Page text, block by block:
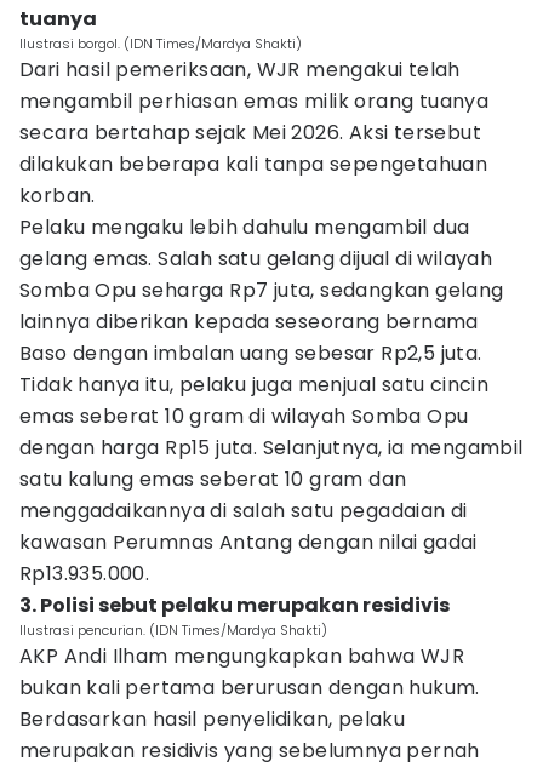
tuanya
Ilustrasi borgol. (IDN Times/Mardya Shakti)
Dari hasil pemeriksaan, WJR mengakui telah
mengambil perhiasan emas milik orang tuanya
secara bertahap sejak Mei 2026. Aksi tersebut
dilakukan beberapa kali tanpa sepengetahuan
korban.
Pelaku mengaku lebih dahulu mengambil dua
gelang emas. Salah satu gelang dijual di wilayah
Somba Opu seharga Rp7 juta, sedangkan gelang
lainnya diberikan kepada seseorang bernama
Baso dengan imbalan uang sebesar Rp2,5 juta.
Tidak hanya itu, pelaku juga menjual satu cincin
emas seberat 10 gram di wilayah Somba Opu
dengan harga Rp15 juta. Selanjutnya, ia mengambil
satu kalung emas seberat 10 gram dan
menggadaikannya di salah satu pegadaian di
kawasan Perumnas Antang dengan nilai gadai
Rp13.935.000.
3. Polisi sebut pelaku merupakan residivis
Ilustrasi pencurian. (IDN Times/Mardya Shakti)
AKP Andi Ilham mengungkapkan bahwa WJR
bukan kali pertama berurusan dengan hukum.
Berdasarkan hasil penyelidikan, pelaku
merupakan residivis yang sebelumnya pernah